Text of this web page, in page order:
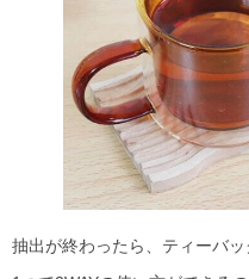
抽出が終わったら、ティーバ